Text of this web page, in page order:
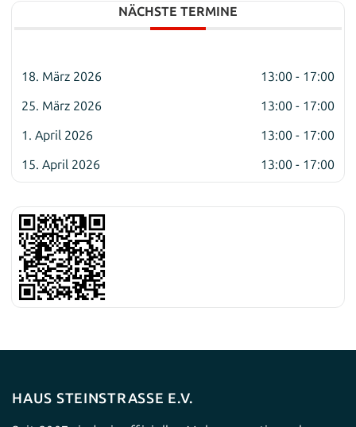
NÄCHSTE TERMINE
18. März 2026
13:00 - 17:00
25. März 2026
13:00 - 17:00
1. April 2026
13:00 - 17:00
15. April 2026
13:00 - 17:00
HAUS STEINSTRASSE E.V.